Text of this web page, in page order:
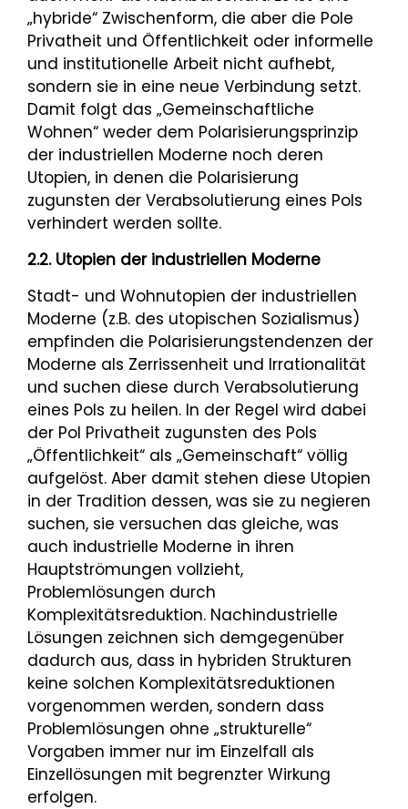
„hybride“ Zwischenform, die aber die Pole
Privatheit und Öffentlichkeit oder informelle
und institutionelle Arbeit nicht aufhebt,
sondern sie in eine neue Verbindung setzt.
Damit folgt das „Gemeinschaftliche
Wohnen“ weder dem Polarisierungsprinzip
der industriellen Moderne noch deren
Utopien, in denen die Polarisierung
zugunsten der Verabsolutierung eines Pols
verhindert werden sollte.
2.2. Utopien der industriellen Moderne
Stadt- und Wohnutopien der industriellen
Moderne (z.B. des utopischen Sozialismus)
empfinden die Polarisierungstendenzen der
Moderne als Zerrissenheit und Irrationalität
und suchen diese durch Verabsolutierung
eines Pols zu heilen. In der Regel wird dabei
der Pol Privatheit zugunsten des Pols
„Öffentlichkeit“ als „Gemeinschaft“ völlig
aufgelöst. Aber damit stehen diese Utopien
in der Tradition dessen, was sie zu negieren
suchen, sie versuchen das gleiche, was
auch industrielle Moderne in ihren
Hauptströmungen vollzieht,
Problemlösungen durch
Komplexitätsreduktion. Nachindustrielle
Lösungen zeichnen sich demgegenüber
dadurch aus, dass in hybriden Strukturen
keine solchen Komplexitätsreduktionen
vorgenommen werden, sondern dass
Problemlösungen ohne „strukturelle“
Vorgaben immer nur im Einzelfall als
Einzellösungen mit begrenzter Wirkung
erfolgen.